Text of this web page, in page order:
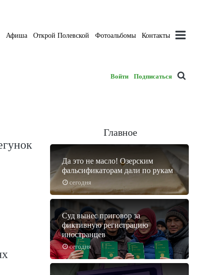
Афиша Открой Полевской Фотоальбомы Контакты
Войти Подписаться
Главное
сегодня
Да это не масло! Озерским
фальсификаторам дали по рукам
сегодня
Суд вынес приговор за
фиктивную регистрацию
иностранцев